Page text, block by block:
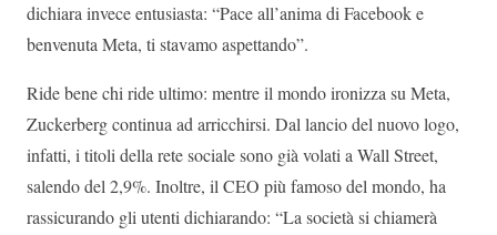
dichiara invece entusiasta: “Pace all’anima di Facebook e
benvenuta Meta, ti stavamo aspettando”.
Ride bene chi ride ultimo: mentre il mondo ironizza su Meta,
Zuckerberg continua ad arricchirsi. Dal lancio del nuovo logo,
infatti, i titoli della rete sociale sono già volati a Wall Street,
salendo del 2,9%. Inoltre, il CEO più famoso del mondo, ha
rassicurando gli utenti dichiarando: “La società si chiamerà